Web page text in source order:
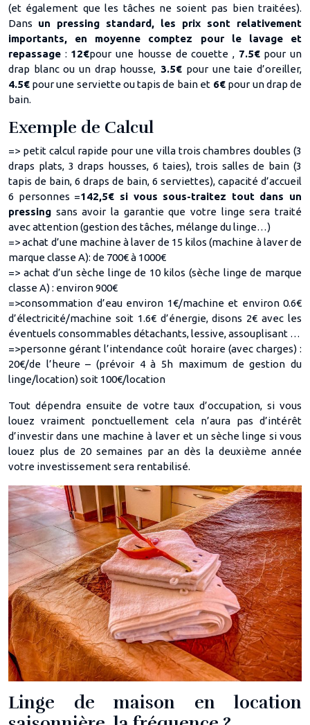
(et également que les tâches ne soient pas bien traitées).
Dans un pressing standard, les prix sont relativement
importants, en moyenne comptez pour le lavage et
repassage : 12€pour une housse de couette , 7.5€pour un
drap blanc ou un drap housse, 3.5€ pour une taie d’oreiller,
4.5€ pour une serviette ou tapis de bain et6€ pour un drap de
bain.
Exemple de Calcul
=> petit calcul rapide pour une villa trois chambres doubles (3
draps plats, 3 draps housses, 6 taies), trois salles de bain (3
tapis de bain, 6 draps de bain, 6 serviettes), capacité d’accueil
6 personnes =142,5€ si vous sous-traitez tout dans un
pressing sans avoir la garantie que votre linge sera traité
avec attention (gestion des tâches, mélange du linge…)
=> achat d’une machine à laver de 15 kilos (machine à laver de
marque classe A): de 700€ à 1000€
=> achat d’un sèche linge de 10 kilos (sèche linge de marque
classe A) : environ 900€
=>consommation d’eau environ 1€/machine et environ 0.6€
d’électricité/machine soit 1.6€ d’énergie, disons 2€ avec les
éventuels consommables détachants, lessive, assouplisant …
=>personne gérant l’intendance coût horaire (avec charges) :
20€/de l’heure – (prévoir 4 à 5h maximum de gestion du
linge/location) soit 100€/location
Tout dépendra ensuite de votre taux d’occupation, si vous
louez vraiment ponctuellement cela n’aura pas d’intérêt
d’investir dans une machine à laver et un sèche linge si vous
louez plus de 20 semaines par an dès la deuxième année
votre investissement sera rentabilisé.
Linge de maison en location